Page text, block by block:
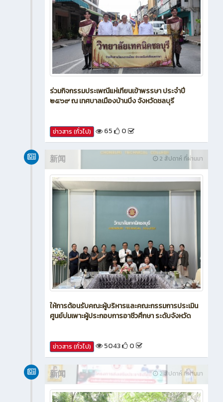
ร่วมกิจกรรมประเพณีแห่เทียนเข้าพรรษา ประจำปี
๒๕๖๙ ณ เทศบาลเมืองบ้านบึง จังหวัดชลบุรี
ข่าวสาร (ทั่วไป) 65 0
2 สัปดาห์ ที่ผ่านมา
新闻
ให้การต้อนรับคณะผู้บริหารและคณะกรรมการประเมิน
ศูนย์บ่มเพาะผู้ประกอบการอาชีวศึกษา ระดับจังหวัด
ข่าวสาร (ทั่วไป) 5043 0
2 สัปดาห์ ที่ผ่านมา
新闻